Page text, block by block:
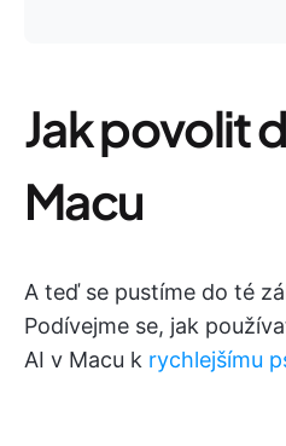
Jak povolit
Macu
A teď se pustíme do té
Podívejme se, jak
AI v Macu k rychlejšímu